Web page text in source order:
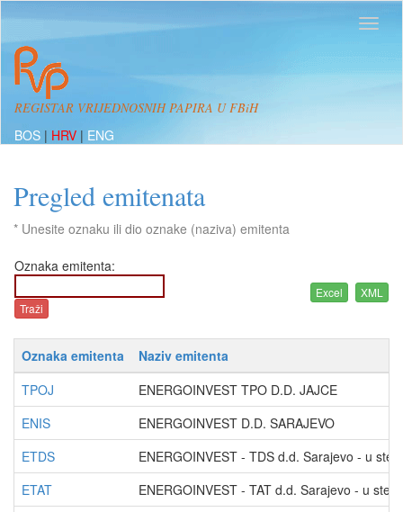
REGISTAR VRIJEDNOSNIH PAPIRA U FBiH
BOS | HRV | ENG
Pregled emitenata
* Unesite oznaku ili dio oznake (naziva) emitenta
Oznaka emitenta:
Oznaka emitenta
Naziv emitenta
TPOJ
ENERGOINVEST TPO D.D. JAJCE
ENIS
ENERGOINVEST D.D. SARAJEVO
ETDS
ENERGOINVEST - TDS d.d. Sarajevo - u
ETAT
ENERGOINVEST - TAT d.d. Sarajevo - u